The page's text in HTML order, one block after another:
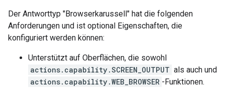
Der Antworttyp "Browserkarussell" hat die folgenden
Anforderungen und ist optional Eigenschaften, die
konfiguriert werden können:
Unterstützt auf Oberflächen, die sowohl
actions.capability.SCREEN_OUTPUT als auch und
actions.capability.WEB_BROWSER -Funktionen.